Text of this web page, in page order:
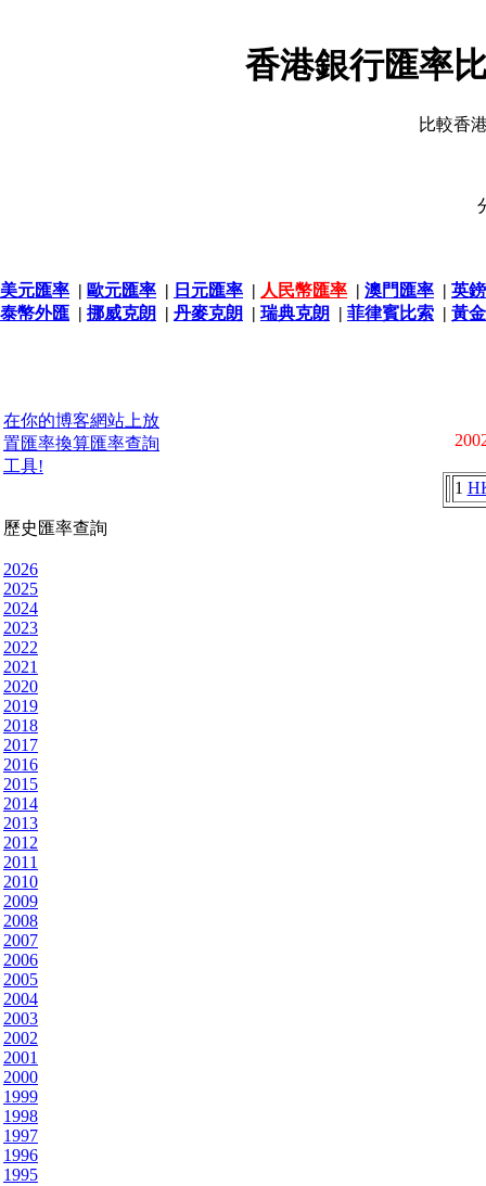
香港銀行匯率
比較香
美元匯率 | 歐元匯率 | 日元匯率 | 人民幣匯率 | 澳門匯率 | 英
泰幣外匯 | 挪威克朗 | 丹麥克朗 | 瑞典克朗 | 菲律賓比索 | 黃
在你的博客網站上放
置匯率換算匯率查詢
工具!
歷史匯率查詢
2026
2025
2024
2023
2022
2021
2020
2019
2018
2017
2016
2015
2014
2013
2012
2011
2010
2009
2008
2007
2006
2005
2004
2003
2002
2001
2000
1999
1998
1997
1996
1995
1